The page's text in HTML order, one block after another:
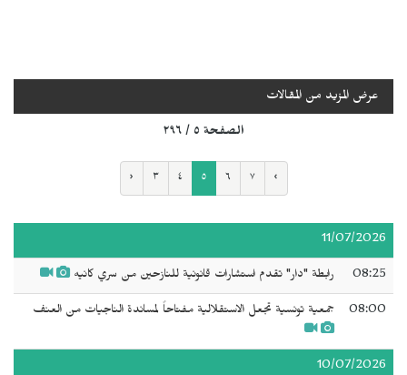
عرض المزيد من المقالات
الصفحة ٥ / ٢٩٦
‹ ٣ ٤ ٥ ٦ ٧ ›
11/07/2026
08:25 رابطة "دار" تقدم استشارات قانونية للنازحين من سري كانيه
08:00 جمعية تونسية تجعل الاستقلالية مفتاحاً لمساندة الناجيات من العنف
10/07/2026